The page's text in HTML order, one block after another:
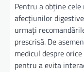
Pentru a obține
afecțiunilor
urmați
prescrisă. De
medicul despre
pentru a evita